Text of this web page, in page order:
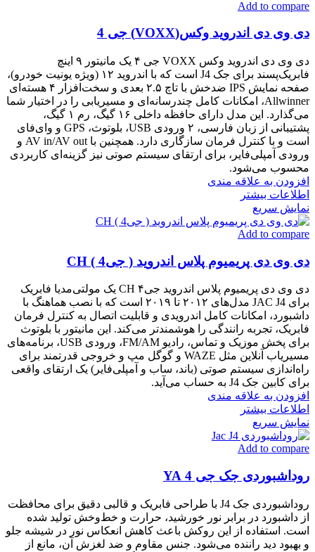
Add to compare
دی وی دی اندروید وکس(VOXX) جی 4
دی وی دی اندروید وکس VOXX جی ۴ یک مانیتور ۹ اینچ
فابریک‌پسند برای جک J4 است که با اندروید ۱۲ (ویژه یونیت خودرو)،
صفحه نمایش IPS ضدخش با تاچ ۲.۵ بعدی و سخت‌افزار ۴ هسته‌ای
Allwinner، امکانات کامل چندرسانه‌ای و مسیریابی را در اختیار شما
می‌گذارد. این مدل دارای حافظه داخلی ۱۶ گیگ، رم ۱ گیگ،
پشتیبانی از زبان فارسی، ۲ ورودی USB، بلوتوث، GPS و وای‌فای
است و با کنترل فرمان سازگاری دارد. همچنین با AV in/AV out و
ورودی آمپلی‌فایر، برای ارتقای سیستم صوتی نیز گزینه‌ای کاربردی
محسوب می‌شود.
افزودن به علاقه مندی
اطلاعات بیشتر
نمایش سریع
Add to compare
دی وی دی پریمیوم پلاس اندروید ( جی4 ) CH
دی وی دی پریمیوم پلاس اندروید جی۴ CH یک مولتی‌مدیا فابریک
برای JAC J4 مدل‌های ۲۰۱۲ تا ۲۰۱۹ است که با نصب هماهنگ با
داشبورد، امکانات کامل اندرویدی و قابلیت اتصال به کنترل فرمان
فابریک، تجربه رانندگی را هوشمندتر می‌کند. این مانیتور با بلوتوث
برای پخش موزیک و تماس، رادیو FM/AM، ورودی USB، برنامه‌های
مسیریاب آنلاین مثل WAZE و گوگل مپ و خروجی قدرتمند برای
راه‌اندازی سیستم صوتی (باند، ساب و آمپلی‌فایر) یک ارتقای واقعی
برای کابین جک J4 به حساب می‌آید.
افزودن به علاقه مندی
اطلاعات بیشتر
نمایش سریع
Add to compare
روداشبوردی جک جی 4 YA
روداشبوردی جک J4 با طراحی فابریک و قالبی دقیق برای محافظت
از داشبورد در برابر نور خورشید، حرارت و خط‌و‌خش تولید شده
است. استفاده از این روکش باعث کاهش انعکاس نور در شیشه جلو
و بهبود دید راننده می‌شود. جنس مقاوم و ضد لغزش آن، مانع از